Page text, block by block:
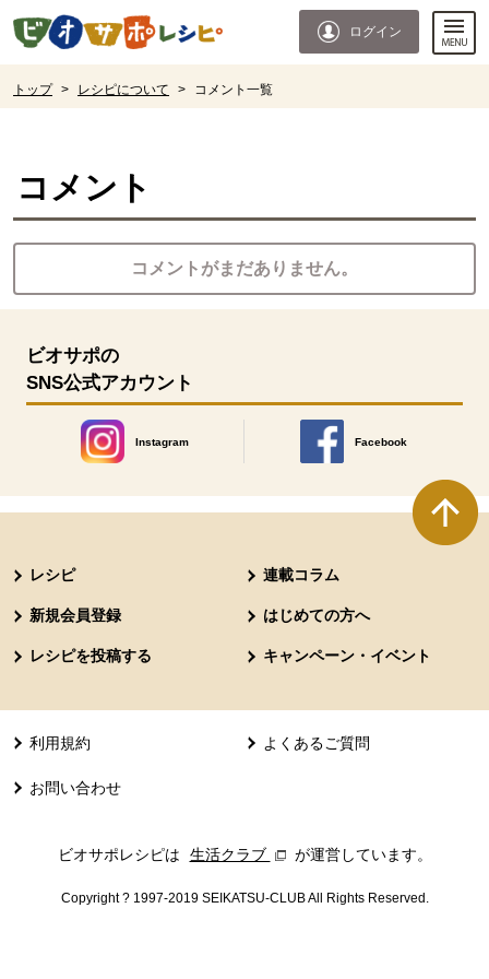
ページの先頭です。
ログイン
トップ > レシピについて > コメント一覧
コメント
コメントがまだありません。
ビオサポの
SNS公式アカウント
Instagram
別のウィンドウで開きます。
Facebook
別のウィンドウで開きます
レシピ 連載コラム
新規会員登録 はじめての方へ
レシピを投稿する キャンペーン・イベント
利用規約 よくあるご質問
お問い合わせ
ビオサポレシピは 生活クラブ 別のウィンドウで開きます。
が運営しています。
Copyright ? 1997-2019 SEIKATSU-CLUB All Rights Reserved.